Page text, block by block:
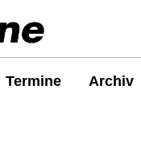
Termine Archiv